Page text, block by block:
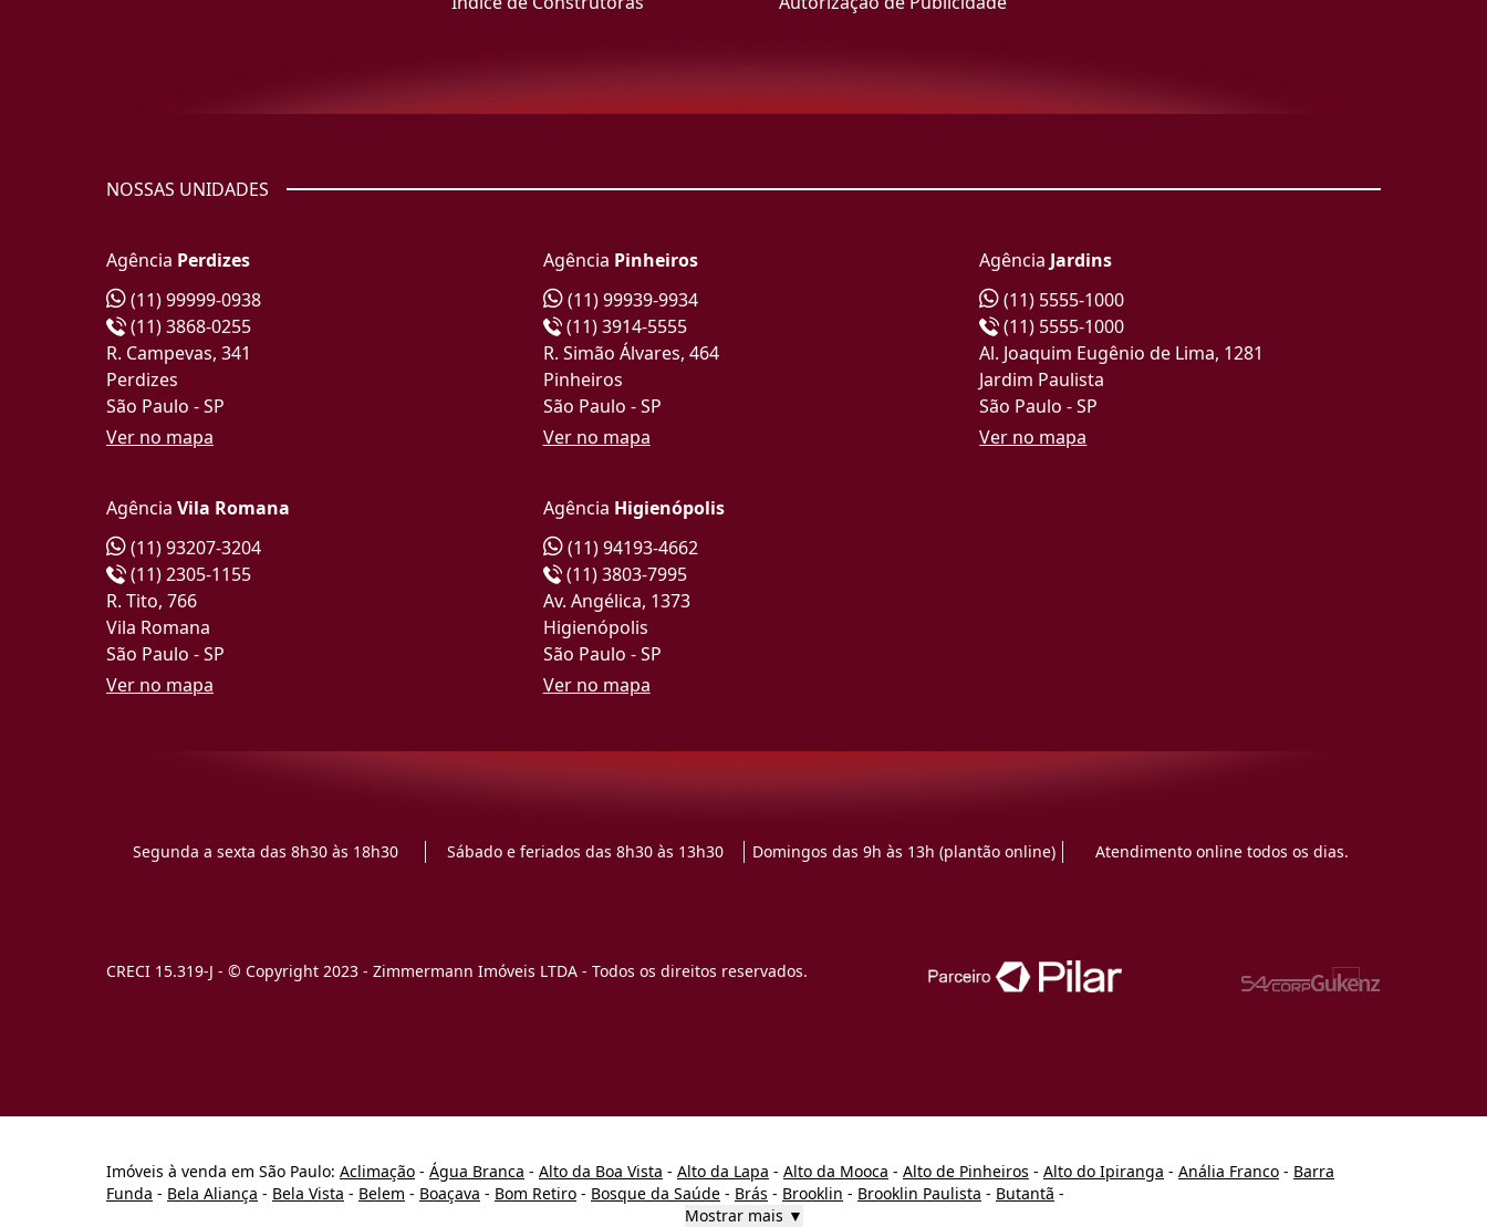
NOSSAS UNIDADES
Agência Perdizes
(11) 99999-0938
(11) 3868-0255
R. Campevas, 341
Perdizes
São Paulo - SP
Ver no mapa
Agência Pinheiros
(11) 99939-9934
(11) 3914-5555
R. Simão Álvares, 464
Pinheiros
São Paulo - SP
Ver no mapa
Agência Jardins
(11) 5555-1000
(11) 5555-1000
Al. Joaquim Eugênio de Lima, 1281
Jardim Paulista
São Paulo - SP
Ver no mapa
Agência Vila Romana
(11) 93207-3204
(11) 2305-1155
R. Tito, 766
Vila Romana
São Paulo - SP
Ver no mapa
Agência Higienópolis
(11) 94193-4662
(11) 3803-7995
Av. Angélica, 1373
Higienópolis
São Paulo - SP
Ver no mapa
Segunda a sexta das 8h30 às 18h30 Sábado e feriados das 8h30 às 13h30 Domingos das 9h às 13h (plantão online) Atendimento online todos os dias.
CRECI 15.319-J - © Copyright 2023 - Zimmermann Imóveis LTDA - Todos os direitos reservados.
Imóveis à venda em São Paulo: Aclimação - Água Branca - Alto da Boa Vista - Alto da Lapa - Alto da Mooca - Alto de Pinheiros - Alto do Ipiranga - Anália Franco - Barra
Funda - Bela Aliança - Bela Vista - Belem - Boaçava - Bom Retiro - Bosque da Saúde - Brás - Brooklin - Brooklin Paulista - Butantã -
Mostrar mais ▼